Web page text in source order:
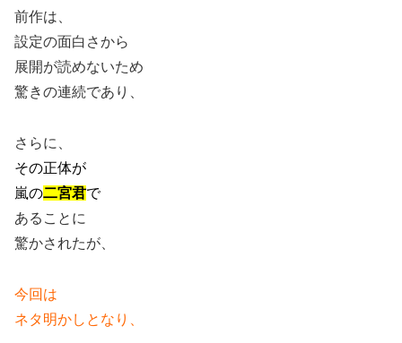
前作は、
設定の面白さから
展開が読めないため
驚きの連続であり、
さらに、
その正体が
嵐の二宮君で
あることに
驚かされたが、
今回は
ネタ明かしとなり、